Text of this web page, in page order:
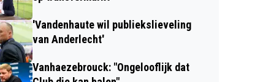
'Vandenhaute wil publiekslieveling
van Anderlecht'
Vanhaezebrouck: "Ongelooflijk dat